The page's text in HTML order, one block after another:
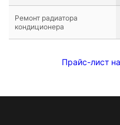
Ремонт радиатора
кондиционера
Прайс-лист